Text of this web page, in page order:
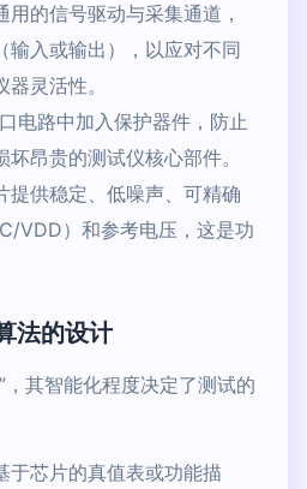
用的信号驱动与采集通道，
输入或输出），以应对不同
灵活性。
口电路中加入保护器件，防止
昂贵的测试仪核心部件。
提供稳定、低噪声、可精确
VDD）和参考电压，这是功
法的设计
，其智能化程度决定了测试的
于芯片的真值表或功能描